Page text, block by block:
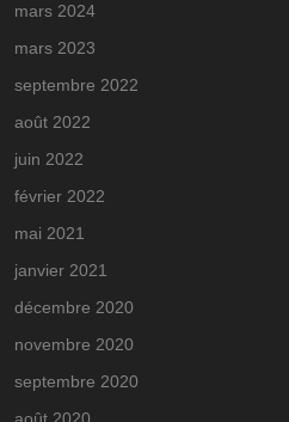
mars 2024
mars 2023
septembre 2022
août 2022
juin 2022
février 2022
mai 2021
janvier 2021
décembre 2020
novembre 2020
septembre 2020